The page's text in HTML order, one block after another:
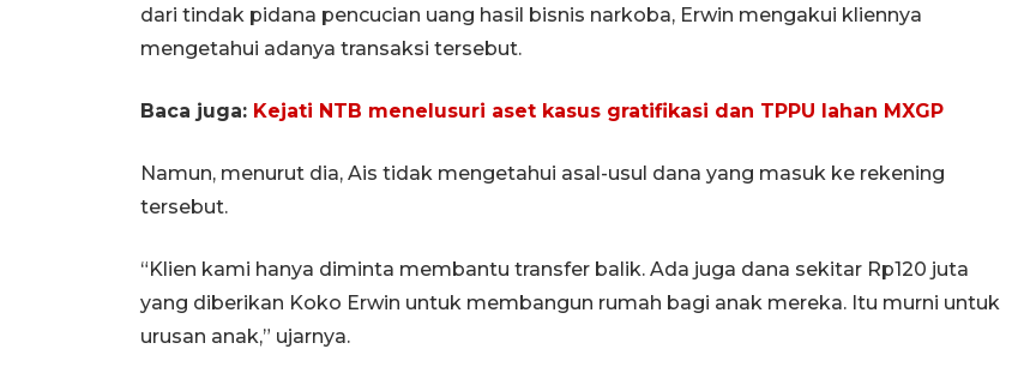
dari tindak pidana pencucian uang hasil bisnis narkoba, Erwin mengakui kliennya
mengetahui adanya transaksi tersebut.
Baca juga: Kejati NTB menelusuri aset kasus gratifikasi dan TPPU lahan MXGP
Namun, menurut dia, Ais tidak mengetahui asal-usul dana yang masuk ke rekening
tersebut.
“Klien kami hanya diminta membantu transfer balik. Ada juga dana sekitar Rp120 juta
yang diberikan Koko Erwin untuk membangun rumah bagi anak mereka. Itu murni untuk
urusan anak,” ujarnya.